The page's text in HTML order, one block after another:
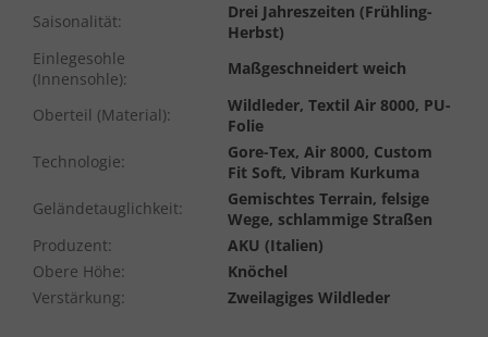
Saisonalität:
Drei Jahreszeiten (Frühling-
Herbst)
Einlegesohle
(Innensohle):
Maßgeschneidert weich
Oberteil (Material):
Wildleder, Textil Air 8000, PU-
Folie
Technologie:
Gore-Tex, Air 8000, Custom
Fit Soft, Vibram Kurkuma
Geländetauglichkeit:
Gemischtes Terrain, felsige
Wege, schlammige Straßen
Produzent:
AKU (Italien)
Obere Höhe:
Knöchel
Verstärkung: Zweilagiges Wildleder